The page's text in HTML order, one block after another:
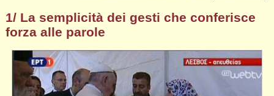
1/ La semplicità dei gesti che conferisce
forza alle parole